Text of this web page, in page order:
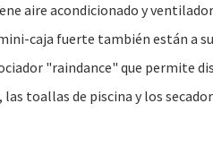
aire acondicionado y
caja fuerte también están a
"raindance" que permite
toallas de piscina y los